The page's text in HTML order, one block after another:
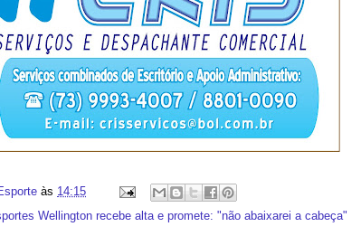
às 14:15
Wellington recebe alta e promete: "não abaixarei a cabeça"